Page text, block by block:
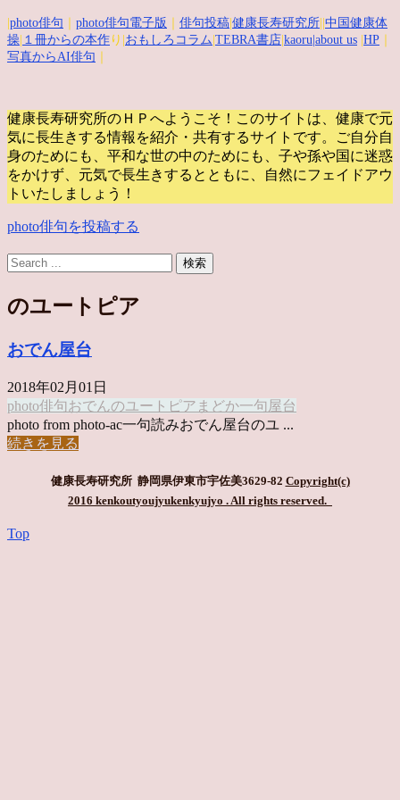
photo俳句 photo俳句電子版 俳句投稿 健康長寿研究所 中国健康体
操 １冊からの本作 り| おもしろコラム TEBRA書店 kaoru |about us HP
写真からAI俳句
健康長寿研究所のＨＰへようこそ！このサイトは、健康で元
気に長生きする情報を紹介・共有するサイトです。
ご自分自
身のためにも、平和な世の中のためにも、子や孫や国に迷惑
をかけず、元気で長生きするとともに、自然にフェイドアウ
トいたしましょう！
photo俳句を投稿する
のユートピア
おでん屋台
2018年02月01日
photo俳句おでんのユートピア まどか一句屋台
photo from photo-ac一句読みおでん屋台のユ ...
続きを見る
健康長寿研究所 静岡県伊東市宇佐美3629-82 Copyright(c)
2016 kenkoutyoujyukenkyujyo . All rights reserved.
Top